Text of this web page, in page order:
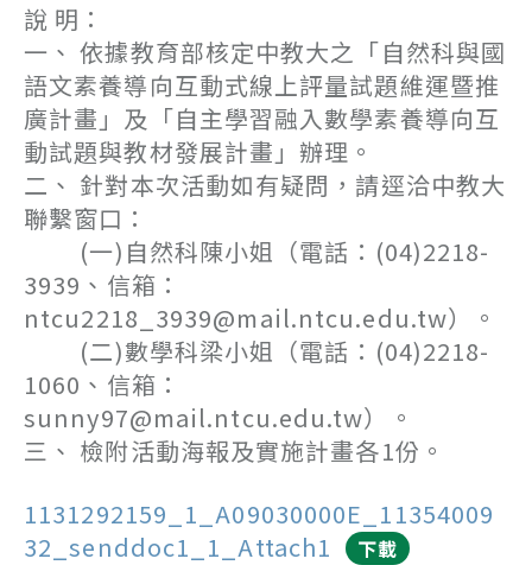
說 明：
一、 依據教育部核定中教大之「自然科與國
語文素養導向互動式線上評量試題維運暨推
廣計畫」及「自主學習融入數學素養導向互
動試題與教材發展計畫」辦理。
二、 針對本次活動如有疑問，請逕洽中教大
聯繫窗口：
(一)自然科陳小姐（電話：(04)2218-
3939、信箱：
ntcu2218_3939@mail.ntcu.edu.tw）。
(二)數學科梁小姐（電話：(04)2218-
1060、信箱：
sunny97@mail.ntcu.edu.tw）。
三、 檢附活動海報及實施計畫各1份。
1131292159_1_A09030000E_11354009
32_senddoc1_1_Attach1
下載